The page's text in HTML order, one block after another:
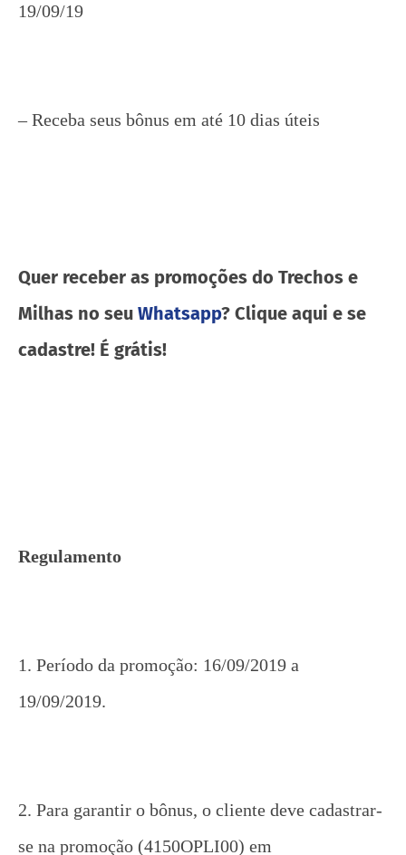
19/09/19
– Receba seus bônus em até 10 dias úteis
Quer receber as promoções do Trechos e
Milhas no seu Whatsapp? Clique aqui e se
cadastre! É grátis!
Regulamento
1. Período da promoção: 16/09/2019 a
19/09/2019.
2. Para garantir o bônus, o cliente deve cadastrar-
se na promoção (4150OPLI00) em